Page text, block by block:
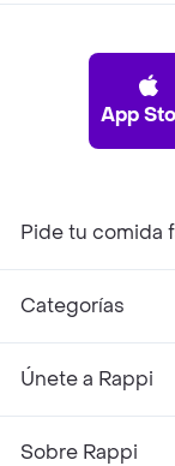
App
Pide tu comida
Categorías
Únete a Rappi
Sobre Rappi